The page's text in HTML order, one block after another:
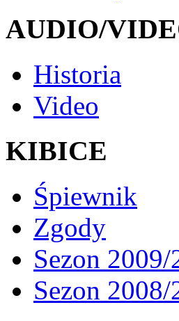
AUDIO/
Historia
Video
KIBICE
Śpiewnik
Zgody
Sezon 2009/
Sezon 2008/